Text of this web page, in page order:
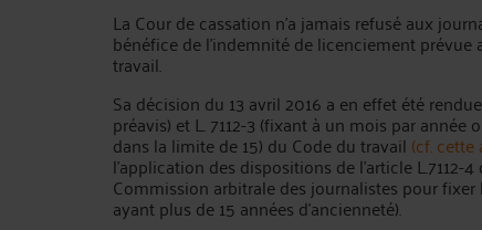
La Cour de cassation n'a jamais refusé aux
bénéfice de l'indemnité de licenciement prévue
travail.
Sa décision du 13 avril 2016 a en effet été
préavis) et L. 7112-3 (fixant à un mois par
dans la limite de 15) du Code du travail (cf.
l'application des dispositions de l'article L.7112-
Commission arbitrale des journalistes pour
ayant plus de 15 années d'ancienneté).